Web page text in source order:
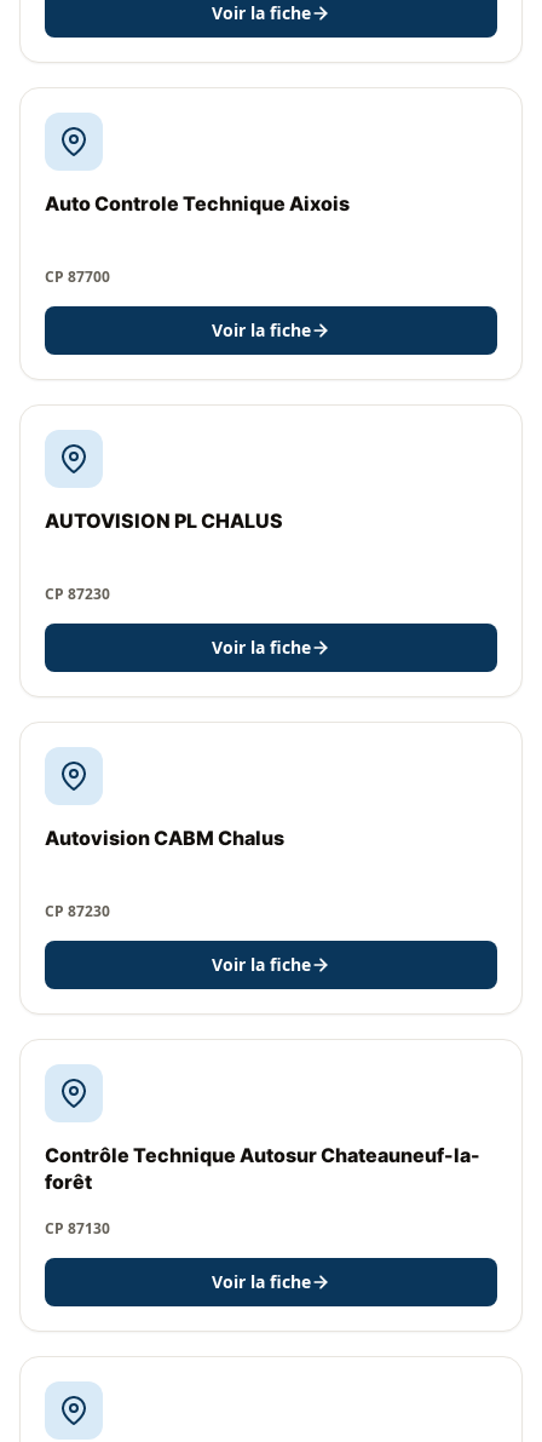
Voir la fiche
Auto Controle Technique Aixois
CP 87700
Voir la fiche
AUTOVISION PL CHALUS
CP 87230
Voir la fiche
Autovision CABM Chalus
CP 87230
Voir la fiche
Contrôle Technique Autosur Chateauneuf-la-
forêt
CP 87130
Voir la fiche